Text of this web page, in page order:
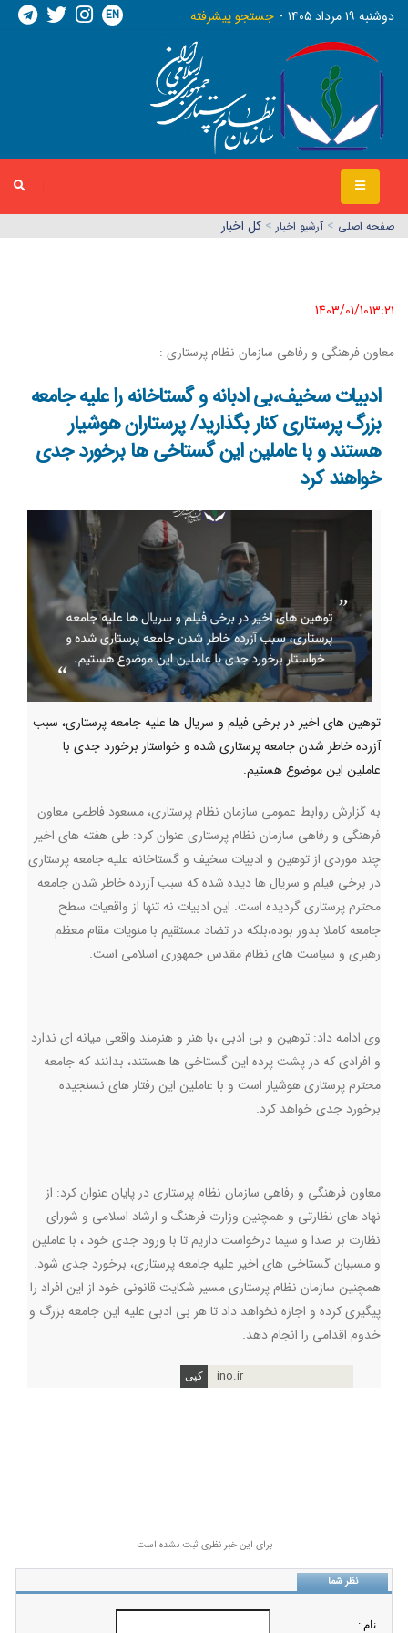
دوشنبه ١٩ مرداد ١٤٠٥ جستجو پیشرفته EN
صفحه اصلي > آرشیو اخبار > کل اخبار
1403/01/10١٣:٢١
معاون فرهنگی و رفاهی سازمان نظام پرستاری :
ادبیات سخیف،بی ادبانه و گستاخانه را علیه جامعه
بزرگ‌ پرستاری کنار بگذارید/ پرستاران هوشیار
هستند و با عاملین این گستاخی ها برخورد جدی
خواهند کرد
توهین های اخیر در برخی فیلم و سریال ها علیه جامعه پرستاری، سبب
آزرده خاطر شدن جامعه پرستاری شده و خواستار برخورد جدی با
عاملین این موضوع هستیم.
به گزارش روابط عمومی سازمان نظام پرستاری، مسعود فاطمی معاون
فرهنگی و رفاهی سازمان نظام پرستاری عنوان کرد: طی هفته های اخیر
چند موردی از توهین و ادبیات سخیف و گستاخانه علیه جامعه پرستاری
در برخی فیلم و سریال ها دیده شده که سبب آزرده خاطر شدن جامعه
محترم پرستاری گردیده است. این ادبیات نه تنها از واقعیات سطح
جامعه کاملا بدور بوده،بلکه در تضاد مستقیم با منویات مقام معظم
رهبری و سیاست های نظام مقدس جمهوری اسلامی است.
وی ادامه داد: توهین و بی ادبی ،با هنر و هنرمند واقعی میانه ای ندارد
و افرادی که در پشت پرده این گستاخی ها هستند، بدانند که جامعه
محترم پرستاری هوشیار است و با عاملین این رفتار های نسنجیده
برخورد جدی خواهد کرد.
معاون فرهنگی و رفاهی سازمان نظام پرستاری در پایان عنوان کرد: از
نهاد های نظارتی و همچنین وزارت فرهنگ و ارشاد اسلامی و شورای
نظارت بر صدا و سیما درخواست داریم تا با ورود جدی خود ، با عاملین
و مسببان گستاخی های اخیر علیه جامعه پرستاری، برخورد جدی شود.
همچنین سازمان نظام پرستاری مسیر شکایت قانونی خود از این افراد را
پیگیری کرده و اجازه نخواهد داد تا هر بی ادبی علیه این جامعه بزرگ و
خدوم اقدامی را انجام دهد.
ino.ir
برای این خبر نظری ثبت نشده است
نظر شما
نام :